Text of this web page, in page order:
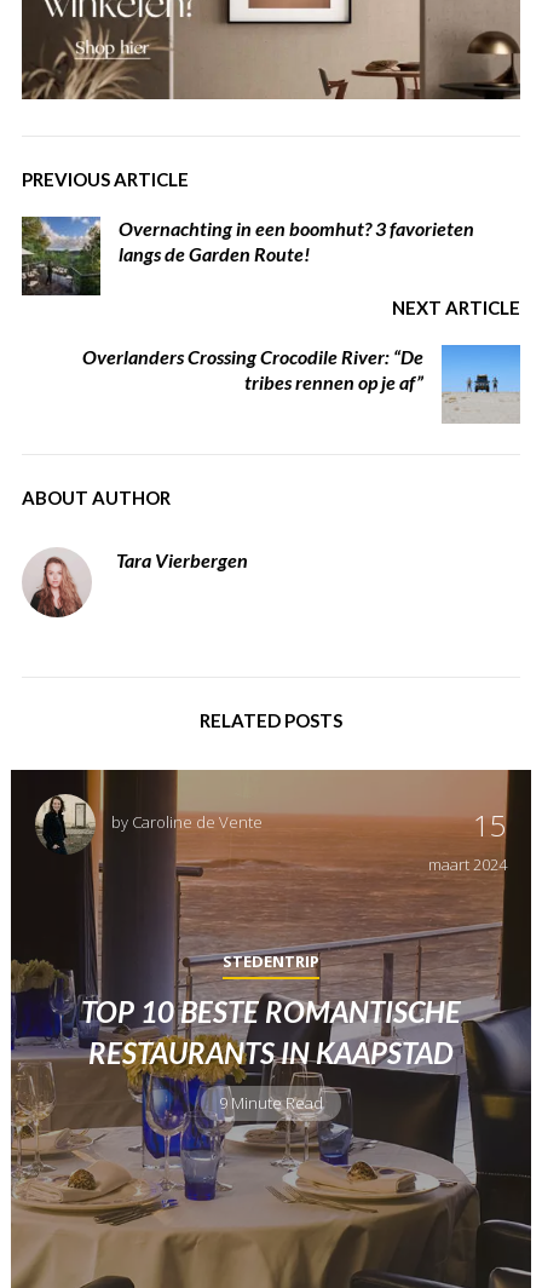
PREVIOUS ARTICLE
Overnachting in een boomhut? 3 favorieten
langs de Garden Route!
NEXT ARTICLE
Overlanders Crossing Crocodile River: “De
tribes rennen op je af”
ABOUT AUTHOR
Tara Vierbergen
RELATED POSTS
by Caroline de Vente 15
maart2024
STEDENTRIP
TOP 10 BESTE ROMANTISCHE
RESTAURANTS IN KAAPSTAD
9 Minute Read